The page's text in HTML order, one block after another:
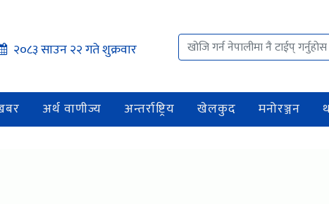
२०८३ साउन २२ गते शुक्रवार
अर्थ वाणीज्य अन्तर्राष्ट्रिय खेलकुद मनोरञ्जन